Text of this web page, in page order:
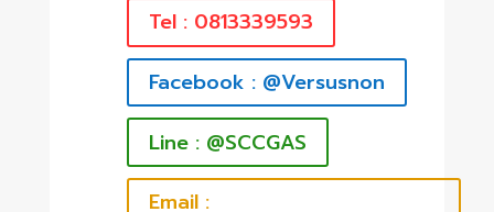
Tel : 0813339593
Facebook : @Versusnon
Line : @SCCGAS
Email :